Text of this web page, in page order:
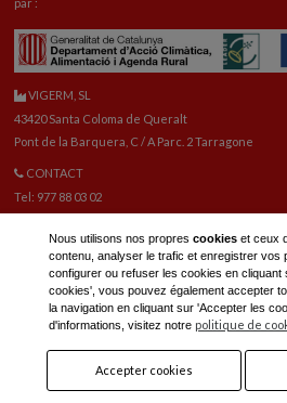
par :
VIGERM, SL
43420 Santa Coloma de Queralt
Pont de la Barquera, C / A Parc. 2 Tarragone
CONTACT
Tel: 977 88 03 02
PIÈCES DE RECHANGE
Tel: 977 88 06 42
E-mail pièces de rechange: reca@vigerm.com
BUREAU TECHNIQUE
Nous utilisons nos propres cookieset ceux
contenu, analyser le trafic et enregistrer vos
configurer ou refuser les cookies en cliquant
cookies', vous pouvez également accepter
la navigation en cliquant sur 'Accepter les
d'informations, visitez notre politique de
Accepter cookies